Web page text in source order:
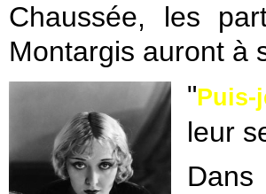
Chaussée, les
Montargis auront à
"
leur